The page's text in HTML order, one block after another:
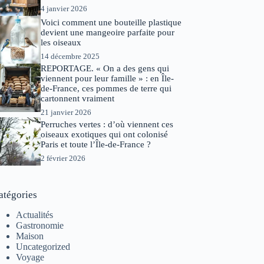
4 janvier 2026
Voici comment une bouteille plastique
devient une mangeoire parfaite pour
les oiseaux
14 décembre 2025
REPORTAGE. « On a des gens qui
viennent pour leur famille » : en Île-
de-France, ces pommes de terre qui
cartonnent vraiment
21 janvier 2026
Perruches vertes : d’où viennent ces
oiseaux exotiques qui ont colonisé
Paris et toute l’Île-de-France ?
2 février 2026
Actualités
Gastronomie
Maison
Uncategorized
Voyage